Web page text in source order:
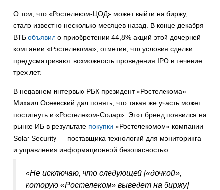
О том, что «Ростелеком-ЦОД» может выйти на биржу,
стало известно несколько месяцев назад. В конце декабря
ВТБ объявил о приобретении 44,8% акций этой дочерней
компании «Ростелекома», отметив, что условия сделки
предусматривают возможность проведения IPO в течение
трех лет.
В недавнем интервью РБК президент «Ростелекома»
Михаил Осеевский дал понять, что такая же участь может
постигнуть и «Ростелеком-Солар». Этот бренд появился на
рынке ИБ в результате покупки «Ростелекомом» компании
Solar Security — поставщика технологий для мониторинга
и управления информационной безопасностью.
«Не исключаю, что следующей [«дочкой»,
которую «Ростелеком» выведет на биржу]